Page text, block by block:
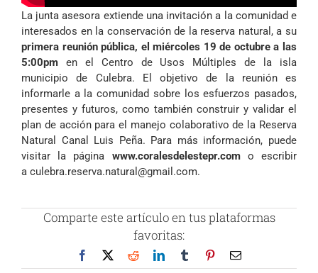
La junta asesora extiende una invitación a la comunidad e
interesados en la conservación de la reserva natural, a su
primera reunión pública, el miércoles 19 de octubre a las
5:00pm en el Centro de Usos Múltiples de la isla
municipio de Culebra. El objetivo de la reunión es
informarle a la comunidad sobre los esfuerzos pasados,
presentes y futuros, como también construir y validar el
plan de acción para el manejo colaborativo de la Reserva
Natural Canal Luis Peña. Para más información, puede
visitar la página www.coralesdelestepr.como escribir
a culebra.reserva.natural@gmail.com.
Comparte este artículo en tus plataformas
favoritas:
Facebook RedditLinkedInTumblr PinterestCorreo
electrónico